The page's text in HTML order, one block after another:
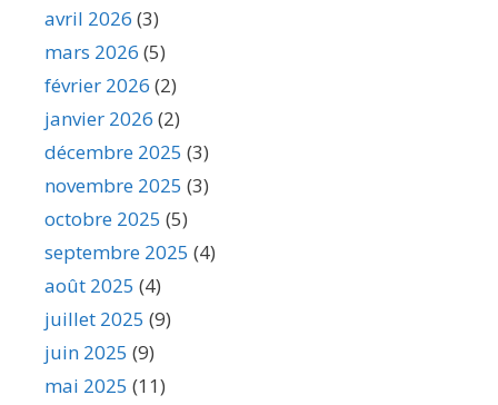
avril 2026 (3)
mars 2026 (5)
février 2026 (2)
janvier 2026 (2)
décembre 2025 (3)
novembre 2025 (3)
octobre 2025 (5)
septembre 2025 (4)
août 2025 (4)
juillet 2025 (9)
juin 2025 (9)
mai 2025 (11)